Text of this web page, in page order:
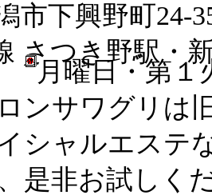
市下興野町24-
さつき野駅・
月曜日・第１
ンサワグリは
シャルエステ
是非お試しく